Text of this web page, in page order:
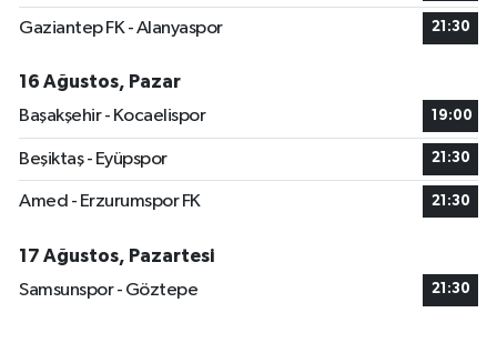
Gaziantep FK - Alanyaspor 21:30
16 Ağustos, Pazar
Başakşehir - Kocaelispor
19:00
Beşiktaş - Eyüpspor 21:30
Amed - Erzurumspor FK 21:30
17 Ağustos, Pazartesi
Samsunspor - Göztepe
21:30